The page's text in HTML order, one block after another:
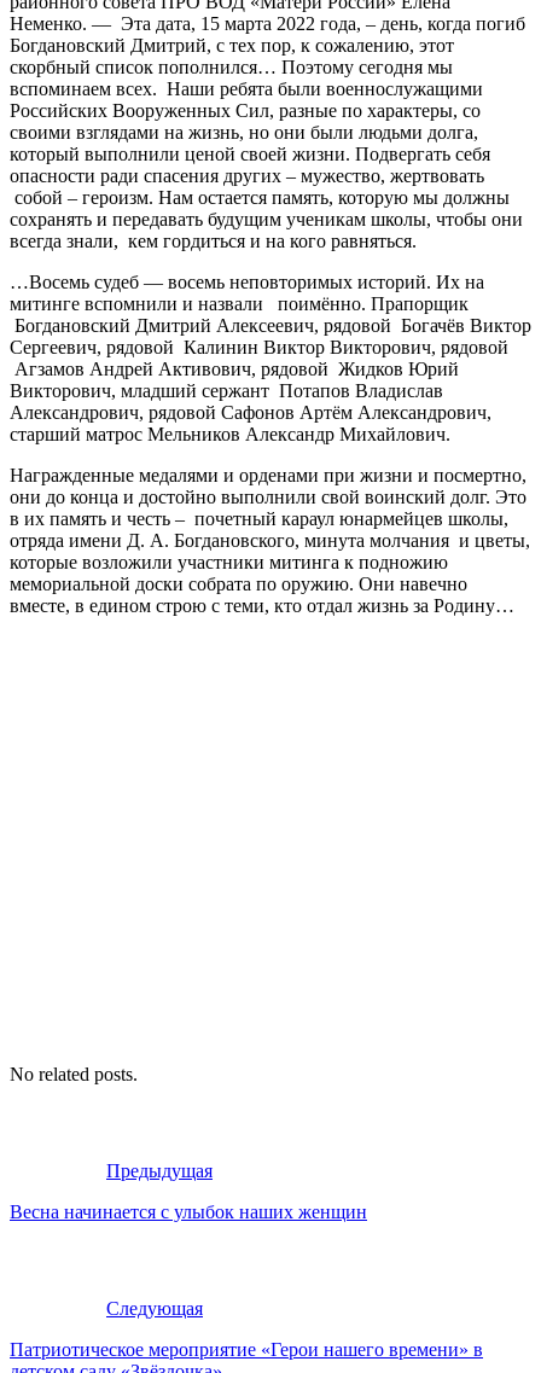
Неменко. — Эта дата, 15 марта 2022 года, – день, когда погиб
Богдановский Дмитрий, с тех пор, к сожалению, этот
скорбный список пополнился… Поэтому сегодня мы
вспоминаем всех. Наши ребята были военнослужащими
Российских Вооруженных Сил, разные по характеры, со
своими взглядами на жизнь, но они были людьми долга,
который выполнили ценой своей жизни. Подвергать себя
опасности ради спасения других – мужество, жертвовать
собой – героизм. Нам остается память, которую мы должны
сохранять и передавать будущим ученикам школы, чтобы они
всегда знали, кем гордиться и на кого равняться.
…Восемь судеб — восемь неповторимых историй. Их на
митинге вспомнили и назвали поимённо. Прапорщик
Богдановский Дмитрий Алексеевич, рядовой Богачёв Виктор
Сергеевич, рядовой Калинин Виктор Викторович, рядовой
Агзамов Андрей Активович, рядовой Жидков Юрий
Викторович, младший сержант Потапов Владислав
Александрович, рядовой Сафонов Артём Александрович,
старший матрос Мельников Александр Михайлович.
Награжденные медалями и орденами при жизни и посмертно,
они до конца и достойно выполнили свой воинский долг. Это
в их память и честь – почетный караул юнармейцев школы,
отряда имени Д. А. Богдановского, минута молчания и цветы,
которые возложили участники митинга к подножию
мемориальной доски собрата по оружию. Они навечно
вместе, в едином строю с теми, кто отдал жизнь за Родину…
No related posts.
Предыдущая
Весна начинается с улыбок наших женщин
Следующая
Патриотическое мероприятие «Герои нашего времени» в